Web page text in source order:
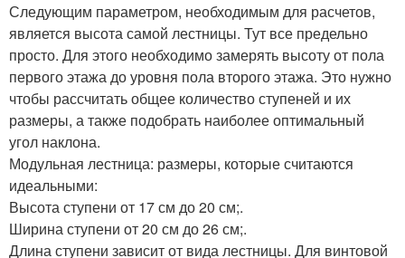
Следующим параметром, необходимым для расчетов,
является высота самой лестницы. Тут все предельно
просто. Для этого необходимо замерять высоту от пола
первого этажа до уровня пола второго этажа. Это нужно
чтобы рассчитать общее количество ступеней и их
размеры, а также подобрать наиболее оптимальный
угол наклона.
Модульная лестница: размеры, которые считаются
идеальными:
Высота ступени от 17 см до 20 см;.
Ширина ступени от 20 см до 26 см;.
Длина ступени зависит от вида лестницы. Для винтовой